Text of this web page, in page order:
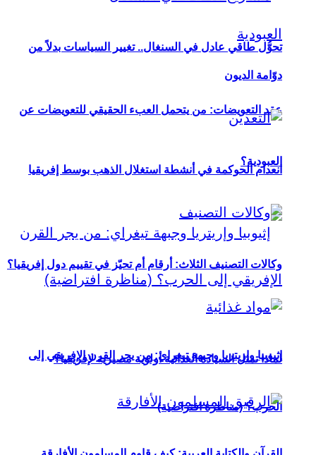
عقد التعويضات: من يتحمل العبء الحقيقي للتعويضات عن
العبودية؟
إثيوبيا وإريتريا وجبهة تيغراي: من يجر القرن الإفريقي إلى
الحرب؟ (مناظرة افتراضية)
تحوُّل طاقي عادل في السنغال.. تغيير السياسات بدلاً من
دوّامة الديون
انعدام الحوكمة في أنشطة استغلال الذهب بوسط إفريقيا
وكالات التصنيف الثلاث: أرقام أم تحيّز في تقييم دول إفريقيا؟
لماذا تمثل السيادة الغذائية أولوية مصيرية لإفريقيا؟